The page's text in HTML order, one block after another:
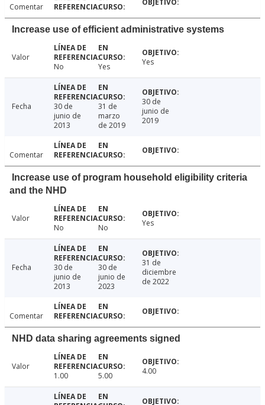
Comentar
Increase use of efficient administrative systems
Valor
No
Yes Yes
Fecha
30 de
junio de
2013
31 de
marzo
de 2019
30 de
junio de
2019
Comentar
Increase use of program household eligibility criteria
and the NHD
Valor
No
No Yes
Fecha
30 de
junio de
2013
30 de
junio de
2023
31 de
diciembre
de 2022
Comentar
NHD data sharing agreements signed
Valor
1.00
5.00 4.00